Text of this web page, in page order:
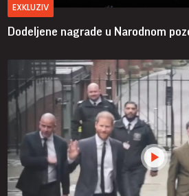
EXKLUZIV
Dodeljene nagrade u Narodnom